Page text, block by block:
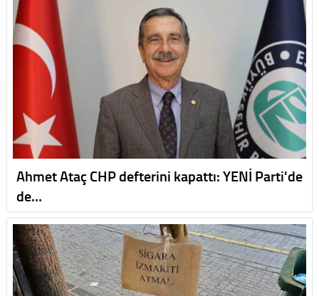
Ahmet Ataç CHP defterini kapattı: YENİ Parti'de
de…